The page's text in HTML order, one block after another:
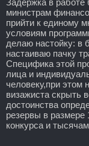
министрам
прийти к единому
условиям
делаю настойку: в
настаиваю пачку
Специфика этой
лица и
человеку,при этом
визажиста скрыть
достоинства
резервы в
конкурса и